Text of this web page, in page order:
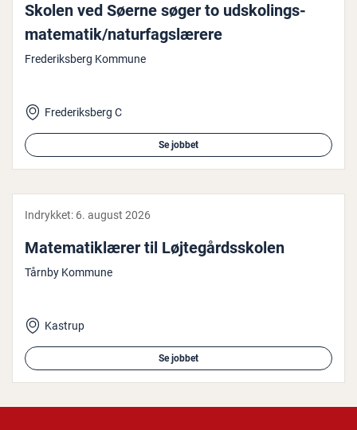
Skolen ved Søerne søger to ud­sko­lings-
matematik/na­tur­fags­læ­re­re
Frederiksberg Kommune
Frederiksberg C
Se jobbet
Indrykket: 6. august 2026
Ma­te­ma­tik­læ­rer til Løj­te­gårds­sko­len
Tårnby Kommune
Kastrup
Se jobbet